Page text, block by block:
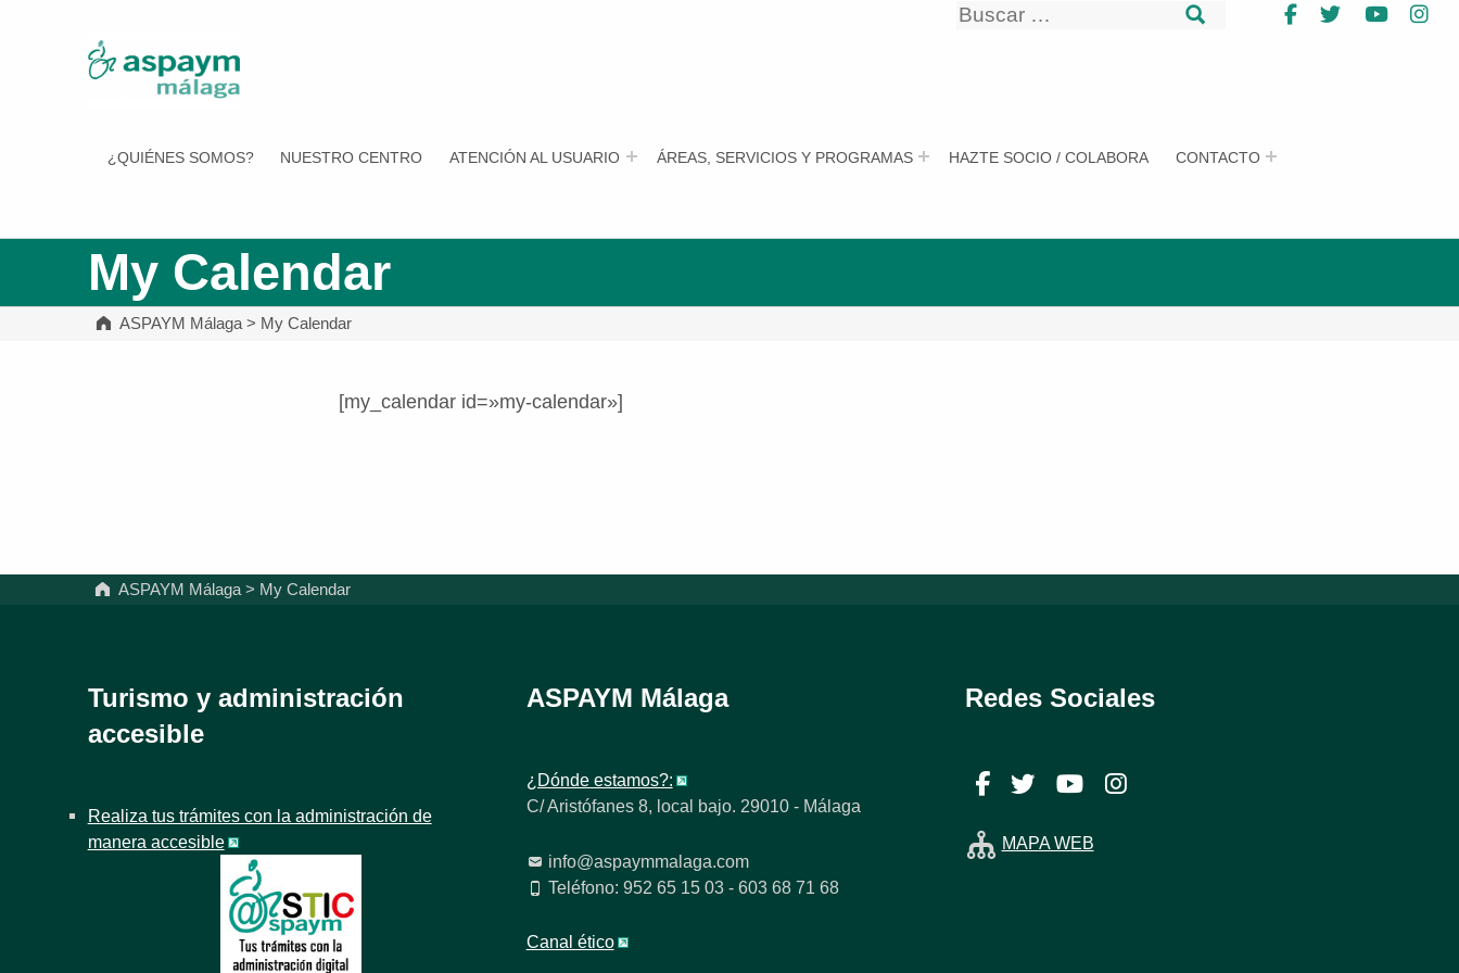
¿QUIÉNES SOMOS? NUESTRO CENTRO ATENCIÓN AL USUARIO ÁREAS, SERVICIOS Y PROGRAMAS HAZTE SOCIO / COLABORA CONTACTO
Buscar
Facebook
Twitter
My Calendar
ASPAYM Málaga > My Calendar
[my_calendar id=»my-calendar»]
Volver a la navegación principal
ASPAYM Málaga> My Calendar
Turismo y administración
accesible
Realiza tus trámites con la administración de
manera accesible
ASPAYM Málaga
¿Dónde estamos?:
C/ Aristófanes 8, local bajo. 29010 - Málaga
info@aspaymmalaga.com
Teléfono: 952 65 15 03 - 603 68 71 68
Canal ético
Redes Sociales
Facebook
TwitterYouTube
Instagram
MAPA WEB